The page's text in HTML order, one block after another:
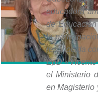
educadora
de
la
reconocida
EpD
el Ministerio
en Magisterio